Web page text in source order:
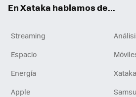
En Xataka hablamos de...
Streaming
Espacio
Energía
Apple